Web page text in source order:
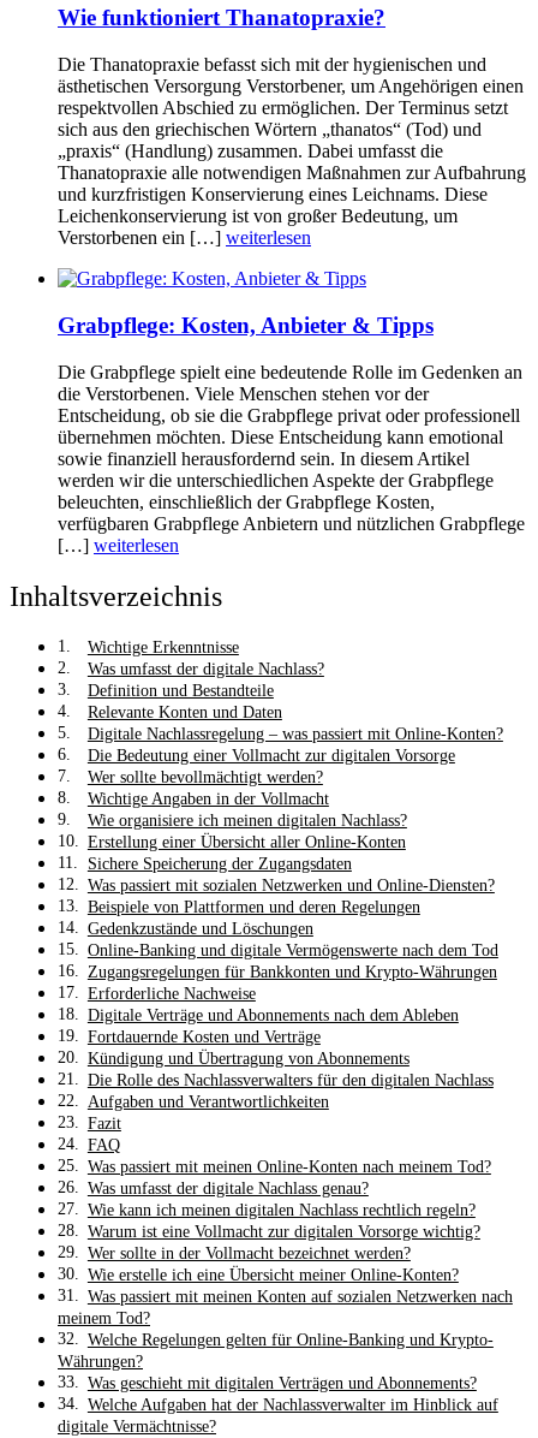
Wie funktioniert Thanatopraxie?
Die Thanatopraxie befasst sich mit der hygienischen und
ästhetischen Versorgung Verstorbener, um Angehörigen einen
respektvollen Abschied zu ermöglichen. Der Terminus setzt
sich aus den griechischen Wörtern „thanatos“ (Tod) und
„praxis“ (Handlung) zusammen. Dabei umfasst die
Thanatopraxie alle notwendigen Maßnahmen zur Aufbahrung
und kurzfristigen Konservierung eines Leichnams. Diese
Leichenkonservierung ist von großer Bedeutung, um
Verstorbenen ein […] weiterlesen
Grabpflege: Kosten, Anbieter & Tipps
Die Grabpflege spielt eine bedeutende Rolle im Gedenken an
die Verstorbenen. Viele Menschen stehen vor der
Entscheidung, ob sie die Grabpflege privat oder professionell
übernehmen möchten. Diese Entscheidung kann emotional
sowie finanziell herausfordernd sein. In diesem Artikel
werden wir die unterschiedlichen Aspekte der Grabpflege
beleuchten, einschließlich der Grabpflege Kosten,
verfügbaren Grabpflege Anbietern und nützlichen Grabpflege
[…] weiterlesen
Inhaltsverzeichnis
Wichtige Erkenntnisse
Was umfasst der digitale Nachlass?
Definition und Bestandteile
Relevante Konten und Daten
Digitale Nachlassregelung – was passiert mit Online-Konten?
Die Bedeutung einer Vollmacht zur digitalen Vorsorge
Wer sollte bevollmächtigt werden?
Wichtige Angaben in der Vollmacht
Wie organisiere ich meinen digitalen Nachlass?
Erstellung einer Übersicht aller Online-Konten
Sichere Speicherung der Zugangsdaten
Was passiert mit sozialen Netzwerken und Online-Diensten?
Beispiele von Plattformen und deren Regelungen
Gedenkzustände und Löschungen
Online-Banking und digitale Vermögenswerte nach dem Tod
Zugangsregelungen für Bankkonten und Krypto-Währungen
Erforderliche Nachweise
Digitale Verträge und Abonnements nach dem Ableben
Fortdauernde Kosten und Verträge
Kündigung und Übertragung von Abonnements
Die Rolle des Nachlassverwalters für den digitalen Nachlass
Aufgaben und Verantwortlichkeiten
Fazit
FAQ
Was passiert mit meinen Online-Konten nach meinem Tod?
Was umfasst der digitale Nachlass genau?
Wie kann ich meinen digitalen Nachlass rechtlich regeln?
Warum ist eine Vollmacht zur digitalen Vorsorge wichtig?
Wer sollte in der Vollmacht bezeichnet werden?
Wie erstelle ich eine Übersicht meiner Online-Konten?
Was passiert mit meinen Konten auf sozialen Netzwerken nach
meinem Tod?
Welche Regelungen gelten für Online-Banking und Krypto-
Währungen?
Was geschieht mit digitalen Verträgen und Abonnements?
Welche Aufgaben hat der Nachlassverwalter im Hinblick auf
digitale Vermächtnisse?